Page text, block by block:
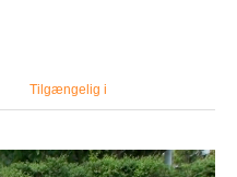
Tilgængelig i